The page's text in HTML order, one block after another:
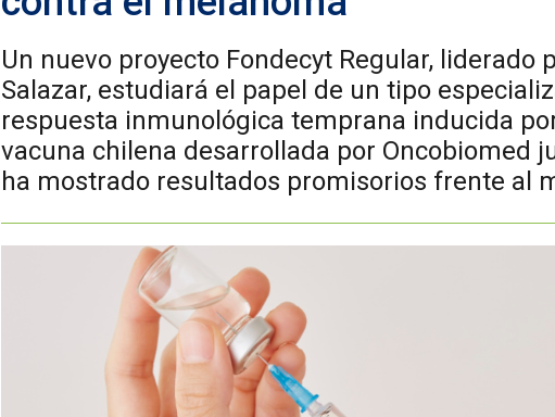
Un nuevo proyecto Fondecyt Regular, liderado
Salazar, estudiará el papel de un tipo
respuesta inmunológica temprana inducida
vacuna chilena desarrollada por Oncobiomed
ha mostrado resultados promisorios frente al